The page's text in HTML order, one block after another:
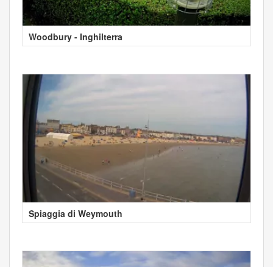
Woodbury - Inghilterra
Spiaggia di Weymouth